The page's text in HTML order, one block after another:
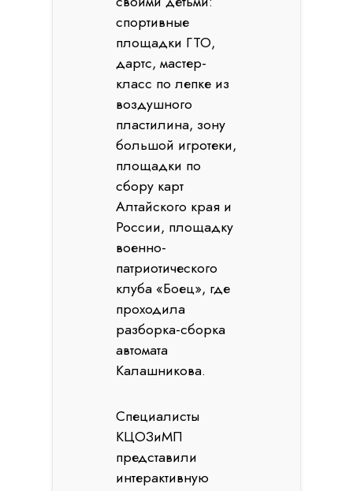
спортивные
площадки ГТО,
дартс, мастер-
класс по лепке из
воздушного
пластилина, зону
большой игротеки,
площадки по
сбору карт
Алтайского края и
России, площадку
военно-
патриотического
клуба «Боец», где
проходила
разборка-сборка
автомата
Калашникова.
Специалисты
КЦОЗиМП
представили
интерактивную